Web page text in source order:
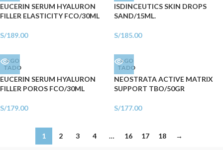
EUCERIN SERUM HYALURON
FILLER ELASTICITY FCO/30ML
S/189.00
ISDINCEUTICS SKIN DROPS
SAND/15ML.
S/185.00
AGO
TADO
EUCERIN SERUM HYALURON
FILLER POROS FCO/30ML
S/179.00
AGO
TADO
NEOSTRATA ACTIVE MATRIX
SUPPORT TBO/50GR
S/177.00
1 2 3 4 … 16 17 18 →